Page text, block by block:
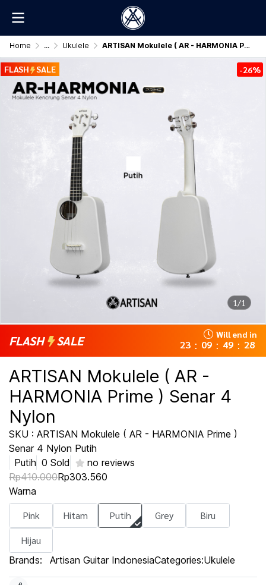
Home ... Ukulele ARTISAN Mokulele ( AR - HARMONIA Prime ) Senar 4 Nylon
1/1
FLASH SALE -26%
FLASH SALE Will end in
23 : 09 : 49 : 27
ARTISAN Mokulele ( AR -
HARMONIA Prime ) Senar 4
Nylon
SKU : ARTISAN Mokulele ( AR - HARMONIA Prime )
Senar 4 Nylon Putih
Putih 0 Sold
no reviews
Rp410.000Rp303.560
Warna
Pink Hitam Putih Grey
Biru
Hijau
Brands: Artisan Guitar IndonesiaCategories:Ukulele